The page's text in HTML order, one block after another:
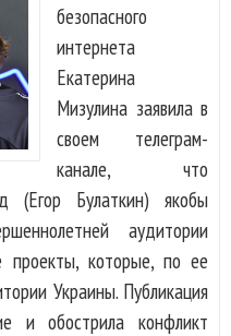
безопасного
интернета
Екатерина
Мизулина заявила в
своем телеграм-
канале, что
(Егор Булаткин) якобы
аудитории
проекты, которые, по ее
Украины. Публикация
и обострила конфликт